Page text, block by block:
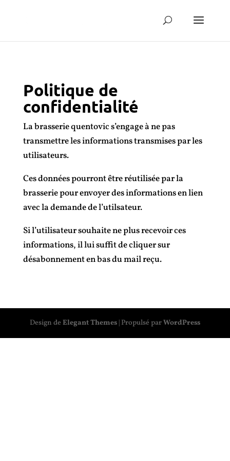
Politique de
confidentialité
La brasserie quentovic s’engage à ne pas
transmettre les informations transmises par les
utilisateurs.
Ces données pourront être réutilisée par la
brasserie pour envoyer des informations en lien
avec la demande de l’utilsateur.
Si l’utilisateur souhaite ne plus recevoir ces
informations, il lui suffit de cliquer sur
désabonnement en bas du mail reçu.
Design de Elegant Themes| Propulsé parWordPress